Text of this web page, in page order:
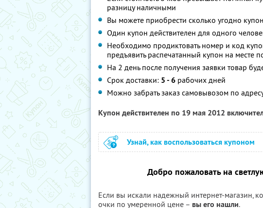
разницу наличными
Вы можете приобрести сколько угодно
Один купон действителен для одного
Необходимо продиктовать номер и код
предъявить распечатанный купон на месте
На 2 день после получения заявки товар
Срок доставки: 5 - 6 рабочих дней
Можно забрать заказ самовывозом по адресу
Купон действителен по 19 мая 2012
Узнай, как воспользоваться купоном
Добро пожаловать на
Если вы искали надежный интернет-магазин,
очки по умеренной цене – вы его нашли.